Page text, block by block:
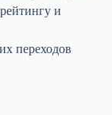
и
переходов